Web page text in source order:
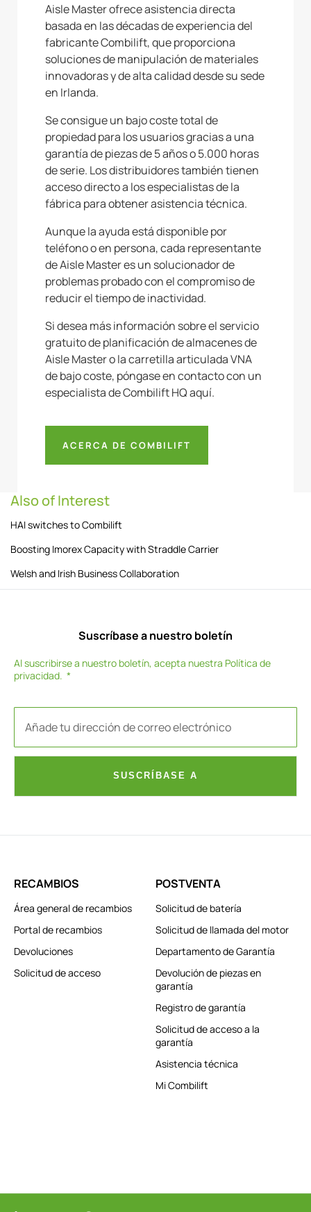
Aisle Master ofrece asistencia directa
basada en las décadas de experiencia del
fabricante Combilift, que proporciona
soluciones de manipulación de materiales
innovadoras y de alta calidad desde su sede
en Irlanda.
Se consigue un bajo coste total de
propiedad para los usuarios gracias a una
garantía de piezas de 5 años o 5.000 horas
de serie. Los distribuidores también tienen
acceso directo a los especialistas de la
fábrica para obtener asistencia técnica.
Aunque la ayuda está disponible por
teléfono o en persona, cada representante
de Aisle Master es un solucionador de
problemas probado con el compromiso de
reducir el tiempo de inactividad.
Si desea más información sobre el servicio
gratuito de planificación de almacenes de
Aisle Master o la carretilla articulada VNA
de bajo coste, póngase en contacto con un
especialista de Combilift HQ aquí.
ACERCA DE COMBILIFT
Also of Interest
HAI switches to Combilift
Boosting Imorex Capacity with Straddle Carrier
Welsh and Irish Business Collaboration
Suscríbase a nuestro boletín
Al suscribirse a nuestro boletín, acepta nuestra Política de
privacidad.
SUSCRÍBASE A
RECAMBIOS
Área general de recambios
Portal de recambios
Devoluciones
Solicitud de acceso
POSTVENTA
Solicitud de batería
Solicitud de llamada del motor
Departamento de Garantía
Devolución de piezas en
garantía
Registro de garantía
Solicitud de acceso a la
garantía
Asistencia técnica
Mi Combilift